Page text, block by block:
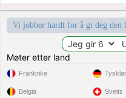
Vi jobber hardt for å gi deg den
Møter etter land
Frankrike
Belgia Sveits